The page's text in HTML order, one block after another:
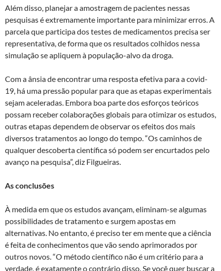
Além disso, planejar a amostragem de pacientes nessas
pesquisas é extremamente importante para minimizar erros. A
parcela que participa dos testes de medicamentos precisa ser
representativa, de forma que os resultados colhidos nessa
simulação se apliquem à população-alvo da droga.
Com a ânsia de encontrar uma resposta efetiva para a covid-
19, há uma pressão popular para que as etapas experimentais
sejam aceleradas. Embora boa parte dos esforços teóricos
possam receber colaborações globais para otimizar os estudos,
outras etapas dependem de observar os efeitos dos mais
diversos tratamentos ao longo do tempo. “Os caminhos de
qualquer descoberta científica só podem ser encurtados pelo
avanço na pesquisa”, diz Filgueiras.
As conclusões
À medida em que os estudos avançam, eliminam-se algumas
possibilidades de tratamento e surgem apostas em
alternativas. No entanto, é preciso ter em mente que a ciência
é feita de conhecimentos que vão sendo aprimorados por
outros novos. “O método científico não é um critério para a
verdade, é exatamente o contrário disso. Se você quer buscar a